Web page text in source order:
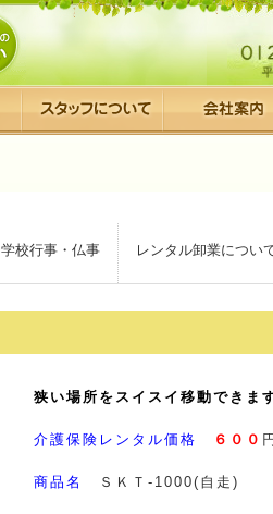
学校行事・仏事 レンタル卸業につい
狭い場所をスイスイ移動できま
介護保険レンタル価格 ６００
商品名 ＳＫＴ-1000(自走)